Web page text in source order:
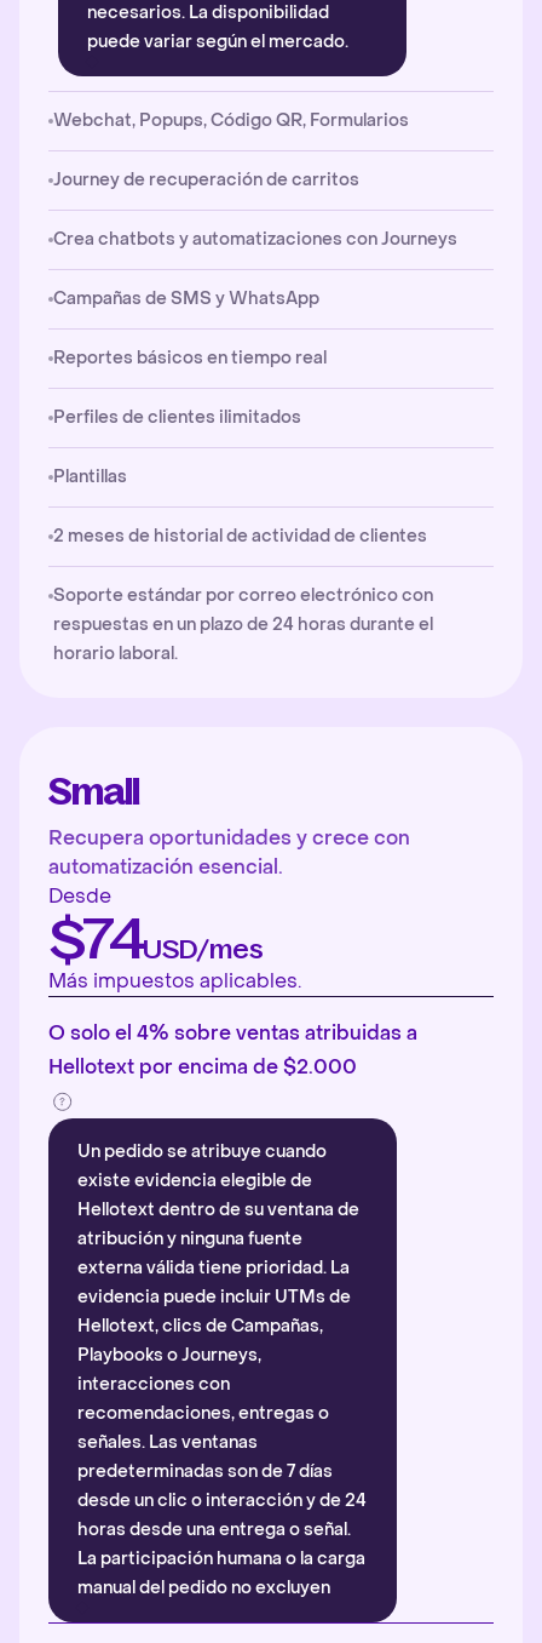
necesarios. La disponibilidad
puede variar según el mercado.
Webchat, Popups, Código QR, Formularios
Journey de recuperación de carritos
Crea chatbots y automatizaciones con Journeys
Campañas de SMS y WhatsApp
Reportes básicos en tiempo real
Perfiles de clientes ilimitados
Plantillas
2 meses de historial de actividad de clientes
Soporte estándar por correo electrónico con
respuestas en un plazo de 24 horas durante el
horario laboral.
Small
Recupera oportunidades y crece con
automatización esencial.
Desde
$74USD/mes
Más impuestos aplicables.
O solo el 4% sobre ventas atribuidas a
Hellotext por encima de $2.000
Un pedido se atribuye cuando
existe evidencia elegible de
Hellotext dentro de su ventana de
atribución y ninguna fuente
externa válida tiene prioridad. La
evidencia puede incluir UTMs de
Hellotext, clics de Campañas,
Playbooks o Journeys,
interacciones con
recomendaciones, entregas o
señales. Las ventanas
predeterminadas son de 7 días
desde un clic o interacción y de 24
horas desde una entrega o señal.
La participación humana o la carga
manual del pedido no excluyen
automáticamente la atribución.